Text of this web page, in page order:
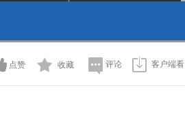
列：福建福鼎：产业扶贫
有实招
2016-01-15 19:58:33
点赞 收藏 评论 客户端看